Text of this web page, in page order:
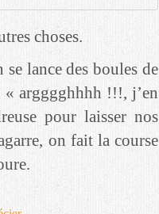
choses.
lance des boules de
« argggghhhh !!!, j’en
pour laisser nos
on fait la course